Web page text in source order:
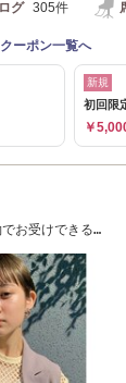
グ 305件
クーポン一覧へ
新規
初回限
￥
お受けできる時